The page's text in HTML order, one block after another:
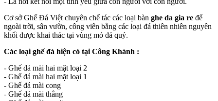
Cơ sở Ghế Đá Việt chuyên chế tác các loại bàn ghe da gia re để
ngoài trời, sân vườn, công viên bằng các loại đá thiên nhiên nguyên
khối được khai thác tại vùng mỏ đá quý.
Các loại ghế đá hiện có tại Công Khánh :
- Ghế đá mài hai mặt loại 2
- Ghế đá mài hai mặt loại 1
- Ghế đá mài cong
- Ghế đá mài thẳng